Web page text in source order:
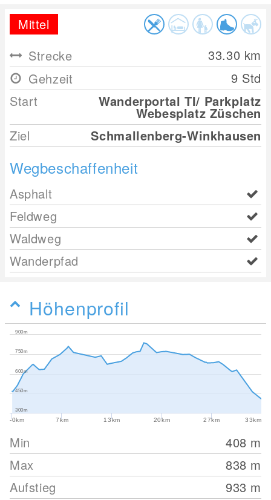
Mittel
Strecke
33.30 km
Gehzeit
9 Std
Start
Wanderportal TI/ Parkplatz
Webesplatz Züschen
Ziel
Schmallenberg-Winkhausen
Wegbeschaffenheit
Asphalt
Feldweg
Waldweg
Wanderpfad
Höhenprofil
-0km 7km 13km 20km 27km 33km
300m
450m
600m
750m
900m
Min 408 m
Max
838 m
Aufstieg
933 m